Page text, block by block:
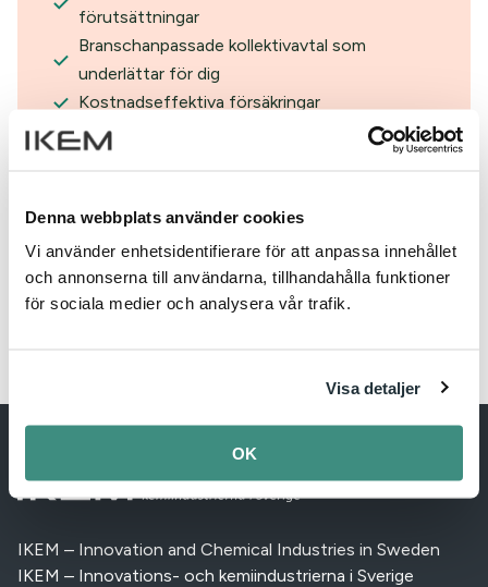
Denna webbplats använder cookies
Vi använder enhetsidentifierare för att anpassa innehållet
och annonserna till användarna, tillhandahålla funktioner
för sociala medier och analysera vår trafik.
Visa detaljer
OK
förutsättningar
Branschanpassade kollektivavtal som
underlättar för dig
Kostnadseffektiva försäkringar
Logga in
IKEM – Innovation and Chemical Industries in Sweden
IKEM – Innovations- och kemiindustrierna i Sverige